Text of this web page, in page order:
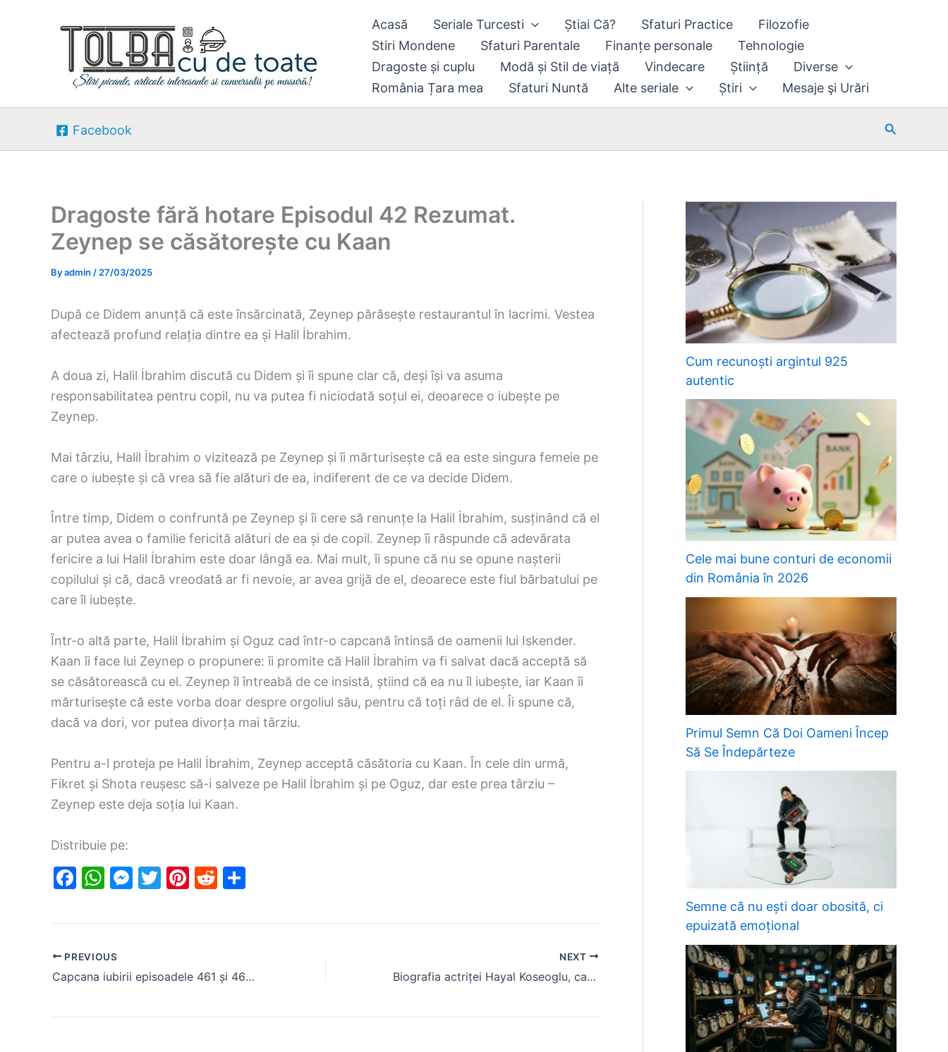
Acasă Seriale Turcesti Știai Că? Sfaturi Practice
Filozofie
Stiri Mondene
Sfaturi Parentale Finanțe personale
Tehnologie
Dragoste și cuplu
Modă și Stil de viață Vindecare Știință
Diverse
România Țara mea
Sfaturi Nuntă Alte seriale Știri Mesaje şi Urări
Facebook Search
Dragoste fără hotare Episodul 42 Rezumat.
Zeynep se căsătorește cu Kaan
Byadmin / 27/03/2025
După ce Didem anunță că este însărcinată, Zeynep părăsește restaurantul în lacrimi. Vestea
afectează profund relația dintre ea și Halil İbrahim.
A doua zi, Halil İbrahim discută cu Didem și îi spune clar că, deși își va asuma
responsabilitatea pentru copil, nu va putea fi niciodată soțul ei, deoarece o iubește pe
Zeynep.
Mai târziu, Halil İbrahim o vizitează pe Zeynep și îi mărturisește că ea este singura femeie pe
care o iubește și că vrea să fie alături de ea, indiferent de ce va decide Didem.
Între timp, Didem o confruntă pe Zeynep și îi cere să renunțe la Halil İbrahim, susținând că el
ar putea avea o familie fericită alături de ea și de copil. Zeynep îi răspunde că adevărata
fericire a lui Halil İbrahim este doar lângă ea. Mai mult, îi spune că nu se opune nașterii
copilului și că, dacă vreodată ar fi nevoie, ar avea grijă de el, deoarece este fiul bărbatului pe
care îl iubește.
Într-o altă parte, Halil İbrahim și Oguz cad într-o capcană întinsă de oamenii lui Iskender.
Kaan îi face lui Zeynep o propunere: îi promite că Halil İbrahim va fi salvat dacă acceptă să
se căsătorească cu el. Zeynep îl întreabă de ce insistă, știind că ea nu îl iubește, iar Kaan îi
mărturisește că este vorba doar despre orgoliul său, pentru că toți râd de el. Îi spune că,
dacă va dori, vor putea divorța mai târziu.
Pentru a-l proteja pe Halil İbrahim, Zeynep acceptă căsătoria cu Kaan. În cele din urmă,
Fikret și Shota reușesc să-i salveze pe Halil İbrahim și pe Oguz, dar este prea târziu –
Zeynep este deja soția lui Kaan.
Distribuie pe:
F
c
b
o
o
W
at
A
p
p
M
s
e
n
g
T
itt
Pi
er
st
R
d
t
ar
PREVIOUS
Capcana iubirii episoadele 461 și 462, rezumat
NEXT
Biografia actriței Hayal Koseoglu, care interpretează personajul Damla în serialul Dragoste fără hotare
Cum recunoști argintul 925
autentic
Cele mai bune conturi de economii
din România în 2026
Primul Semn Că Doi Oameni Încep
Să Se Îndepărteze
Semne că nu ești doar obosită, ci
epuizată emoțional